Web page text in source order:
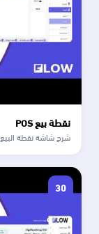
نقطة بيع POS
شرح شاشة نقطة البيع POS وطريقة البيع السريع
30